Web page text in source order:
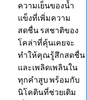
ความเย็นของน้ำ
แข็งที่เพิ่มความ
สดชื่น รสชาติของ
โคล่าที่คุ้นเคยจะ
ทำให้คุณรู้สึกสดชื่น
และเพลิดเพลินใน
ทุกคำสูบ พร้อมกับ
นิโคตินที่ช่วยเติม